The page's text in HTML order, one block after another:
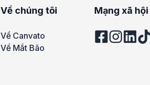
Về chúng tôi
Về Canvato
Về Mắt Bão
Mạng xã hội